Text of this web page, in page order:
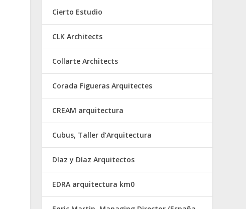
Cierto Estudio
CLK Architects
Collarte Architects
Corada Figueras Arquitectes
CREAM arquitectura
Cubus, Taller d’Arquitectura
Díaz y Díaz Arquitectos
EDRA arquitectura km0